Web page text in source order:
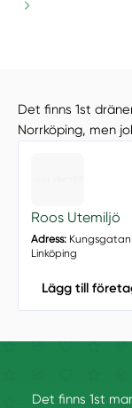
Det finns 1st
Norrköping, men
Roos Utemiljö
Adress:Kungsgatan
Linköping
Lägg till
Det finns 1st